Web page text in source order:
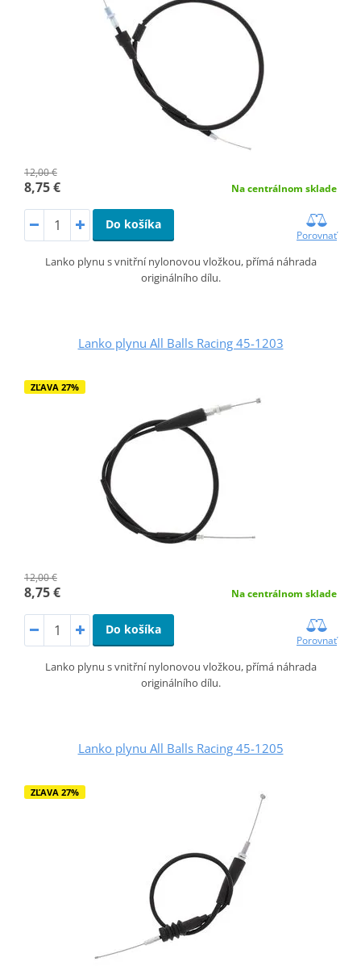
12,00 €
8,75 € Na centrálnom sklade
Do košíka
Porovnať
Lanko plynu s vnitřní nylonovou vložkou, přímá náhrada
originálního dílu.
Lanko plynu All Balls Racing 45-1203
ZĽAVA 27%
12,00 €
8,75 € Na centrálnom sklade
Do košíka
Porovnať
Lanko plynu s vnitřní nylonovou vložkou, přímá náhrada
originálního dílu.
Lanko plynu All Balls Racing 45-1205
ZĽAVA 27%